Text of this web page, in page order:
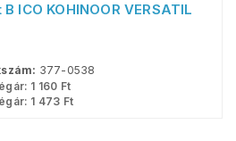
ICO KOHINOOR VERSATIL
377-0538
1 160 Ft
1 473 Ft